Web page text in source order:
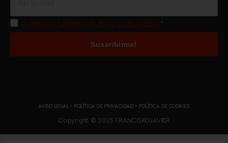
Acepto los Términos de Política y Privacidad
Suscribirme!
Copyright © 2025 FRANCISKOJAVIER
AVISO LEGAL– POLÍTICA DE PRIVACIDAD– POLÍTICA DE COOKIES